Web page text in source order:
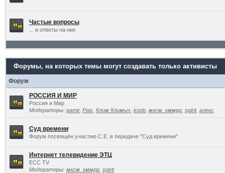
Частые вопросы
... и ответы на них
Форумы, на которых темы могут создавать только активисты
Форум
РОССИЯ И МИР
Россия и Мир
Модераторы: pamir, Paix, Клим Климыч, konb, мксм_кммрр, spirit, алекс
Суд времени
Форум посвящён участию С.Е. в передаче "Суд времени".
Интернет телевидение ЭТЦ
ECC TV
Модераторы: мксм_кммрр, spirit